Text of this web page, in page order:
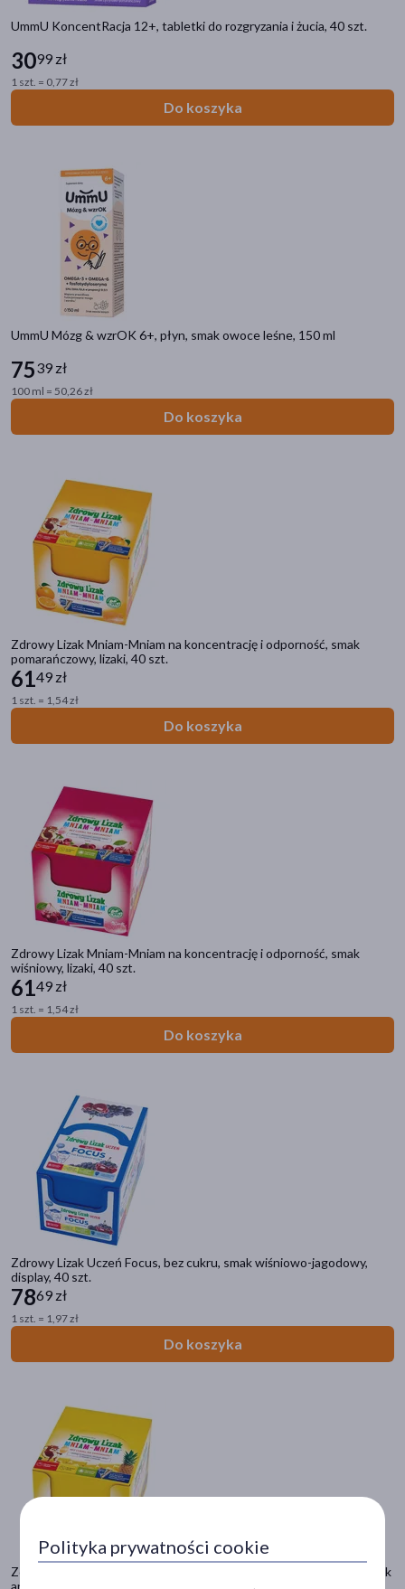
UmmU KoncentRacja 12+, tabletki do rozgryzania i żucia, 40 szt.
3099 zł
1 szt. = 0,77 zł
Do koszyka
UmmU Mózg & wzrOK 6+, płyn, smak owoce leśne, 150 ml
7539 zł
100 ml = 50,26 zł
Do koszyka
Zdrowy Lizak Mniam-Mniam na koncentrację i odporność, smak
pomarańczowy, lizaki, 40 szt.
6149 zł
1 szt. = 1,54 zł
Do koszyka
Zdrowy Lizak Mniam-Mniam na koncentrację i odporność, smak
wiśniowy, lizaki, 40 szt.
6149 zł
1 szt. = 1,54 zł
Do koszyka
Zdrowy Lizak Uczeń Focus, bez cukru, smak wiśniowo-jagodowy,
display, 40 szt.
7869 zł
1 szt. = 1,97 zł
Do koszyka
Zdrowy Lizak Mniam-Mniam na koncentrację i odporność, lizaki, smak
ananasowy, 40 szt.
Kategorie produktów
Do poprzedniej kategorii
Zdrowie dziecka
Witaminy i minerały
Kaszel
Ból i gorączka
Na wszy i pasożyty
Układ pokarmowy
Odporność
Probiotyki
Wyciszenie i uspokojenie
Ból gardła
Alergia dziecka
Poprawa koncentracji
Choroba lokomocyjna
Apetyt
Urazy
Filtry
Dostępny(11)
Polityka prywatności cookie